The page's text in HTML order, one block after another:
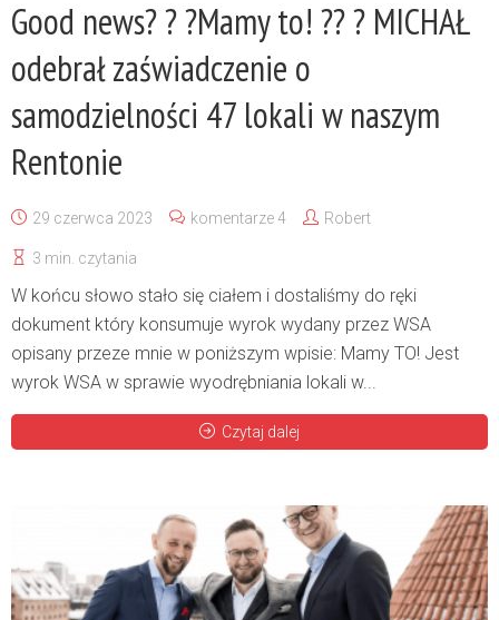
Good news? ? ?Mamy to! ?? ? MICHAŁ
odebrał zaświadczenie o
samodzielności 47 lokali w naszym
Rentonie
29 czerwca 2023 komentarze 4 Robert
3 min. czytania
W końcu słowo stało się ciałem i dostaliśmy do ręki
dokument który konsumuje wyrok wydany przez WSA
opisany przeze mnie w poniższym wpisie: Mamy TO! Jest
wyrok WSA w sprawie wyodrębniania lokali w...
Czytaj dalej